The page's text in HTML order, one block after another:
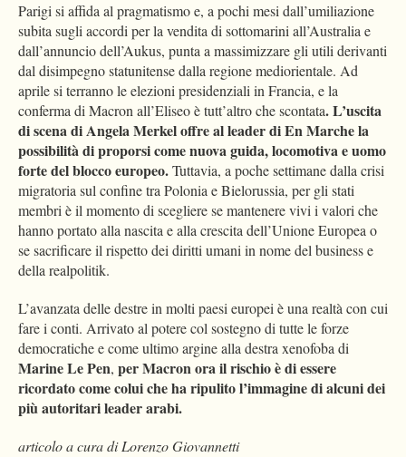
Parigi si affida al pragmatismo e, a pochi mesi dall’umiliazione
subita sugli accordi per la vendita di sottomarini all’Australia e
dall’annuncio dell’Aukus, punta a massimizzare gli utili derivanti
dal disimpegno statunitense dalla regione mediorientale. Ad
aprile si terranno le elezioni presidenziali in Francia, e la
conferma di Macron all’Eliseo è tutt’altro che scontata. L’uscita
di scena di Angela Merkel offre al leader di En Marche la
possibilità di proporsi come nuova guida, locomotiva e uomo
forte del blocco europeo.Tuttavia, a poche settimane dalla crisi
migratoria sul confine tra Polonia e Bielorussia, per gli stati
membri è il momento di scegliere se mantenere vivi i valori che
hanno portato alla nascita e alla crescita dell’Unione Europea o
se sacrificare il rispetto dei diritti umani in nome del business e
della realpolitik.
L’avanzata delle destre in molti paesi europei è una realtà con cui
fare i conti. Arrivato al potere col sostegno di tutte le forze
democratiche e come ultimo argine alla destra xenofoba di
Marine Le Pen, per Macron ora il rischio è di essere
ricordato come colui che ha ripulito l’immagine di alcuni dei
più autoritari leader arabi.
articolo a cura di Lorenzo Giovannetti